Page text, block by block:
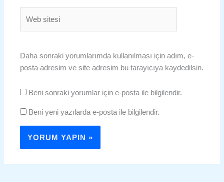
sitesi
Daha sonraki yorumlarımda kullanılması için adım, e-
posta adresim ve site adresim bu tarayıcıya kaydedilsin.
Beni sonraki yorumlar için e-posta ile bilgilendir.
Beni yeni yazılarda e-posta ile bilgilendir.